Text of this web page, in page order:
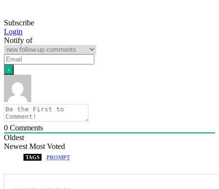
Subscribe
Login
Notify of
0 Comments
Oldest
Newest Most Voted
TAGS PROMPT